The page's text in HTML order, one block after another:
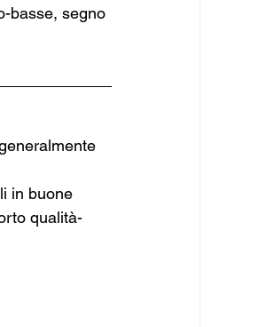
basse, segno
in buone
qualità-